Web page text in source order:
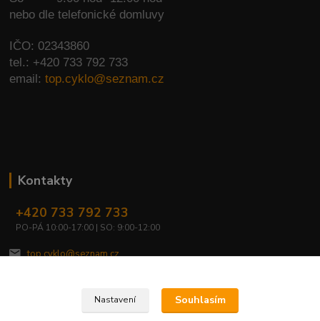
nebo dle telefonické domluvy
IČO: 02343860
tel.: +420 733 792 733
email:top.cyklo@seznam.cz
Kontakty
+420 733 792 733
PO-PÁ 10:00-17:00 | SO: 9:00-12:00
top.cyklo@seznam.cz
Nastavení Souhlasím